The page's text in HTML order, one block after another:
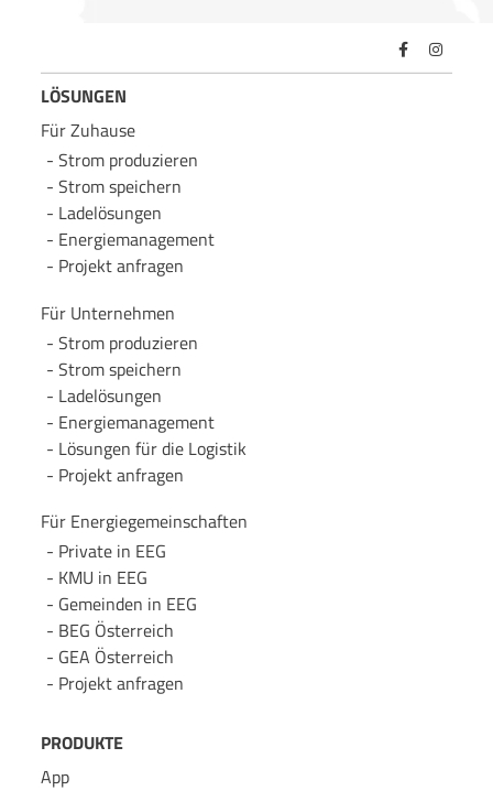
LÖSUNGEN
Für Zuhause
Strom produzieren
Strom speichern
Lade­lösungen
Energie­management
Projekt anfragen
Für Unternehmen
Strom produzieren
Strom speichern
Lade­lösungen
Energie­management
Lösungen für die Logistik
Projekt anfragen
Für Energie­gemeinschaften
Private in EEG
KMU in EEG
Gemeinden in EEG
BEG Österreich
GEA Österreich
Projekt anfragen
PRODUKTE
App